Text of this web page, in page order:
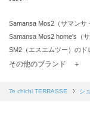
Samansa Mos2（サマンサ
Samansa Mos2 home's（
SM2（エスエムツー）のド
Samansa Mos2 blue（サ
その他のブランド ＋
Te chichi TERRASSE シ